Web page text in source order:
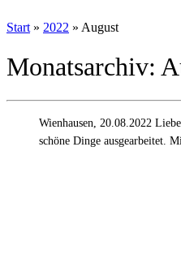
Start » 2022 » August
Monatsarchiv:
Wienhausen, 20.08.2022
schöne Dinge ausgearbeitet.